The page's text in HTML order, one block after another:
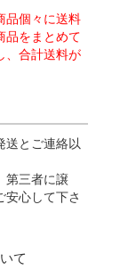
品個々に送料
品をまとめて
、合計送料が
送とご連絡以
第三者に譲
心して下さ
て